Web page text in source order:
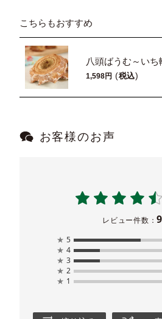
こちらもおすすめ
八頭ばうむ～いち
1,598 税込
お客様のお声
レビュー件数：9
★ 5
★ 4
★ 3
★ 2
★ 1